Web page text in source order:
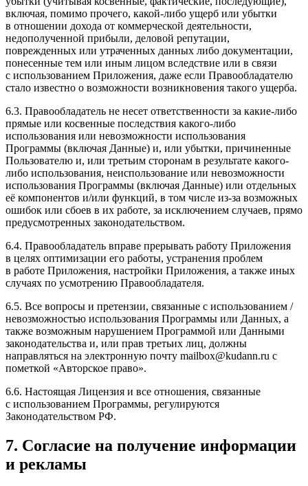
включая, помимо прочего, какой-либо ущерб или убытки
в отношении дохода от коммерческой деятельности,
недополученной прибыли, деловой репутации,
поврежденных или утраченных данных либо документации,
понесенные тем или иным лицом вследствие или в связи
с использованием Приложения, даже если Правообладателю
стало известно о возможности возникновения такого ущерба.
6.3. Правообладатель не несет ответственности за какие-либо
прямые или косвенные последствия какого-либо
использования или невозможности использования
Программы (включая Данные) и, или убытки, причиненные
Пользователю и, или третьим сторонам в результате какого-
либо использования, неиспользование или невозможности
использования Программы (включая Данные) или отдельных
её компонентов и/или функций, в том числе из-за возможных
ошибок или сбоев в их работе, за исключением случаев, прямо
предусмотренных законодательством.
6.4. Правообладатель вправе прерывать работу Приложения
в целях оптимизации его работы, устранения проблем
в работе Приложения, настройки Приложения, а также иных
случаях по усмотрению Правообладателя.
6.5. Все вопросы и претензии, связанные с использованием /
невозможностью использования Программы или Данных, а
также возможным нарушением Программой или Данными
законодательства и, или прав третьих лиц, должны
направляться на электронную почту mailbox@kudann.ru с
пометкой «Авторское право».
6.6. Настоящая Лицензия и все отношения, связанные
с использованием Программы, регулируются
Законодательством РФ.
7. Согласие на получение информации
и рекламы